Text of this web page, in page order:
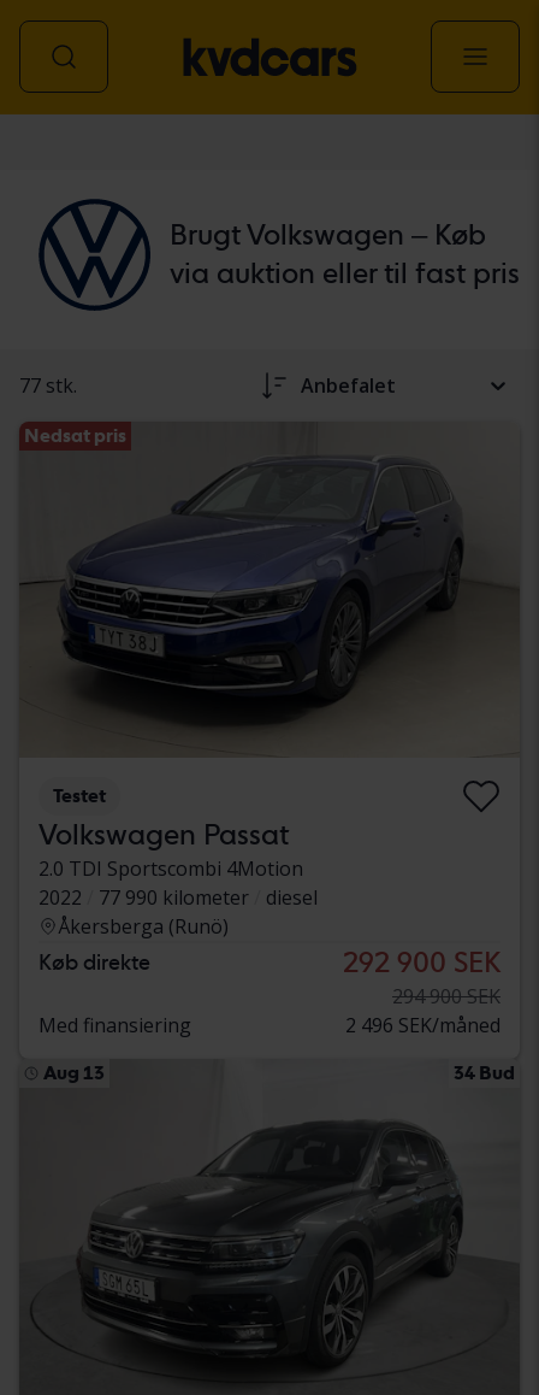
Brugt Volkswagen – Køb
via auktion eller til fast pris
77 stk. Anbefalet
Nedsat pris
Testet
Volkswagen Passat
2.0 TDI Sportscombi 4Motion
2022
77 990 kilometer
diesel
Åkersberga (Runö)
Køb direkte 292 900 SEK
294 900 SEK
Med finansiering
2 496 SEK/måned
Aug 13 34 Bud